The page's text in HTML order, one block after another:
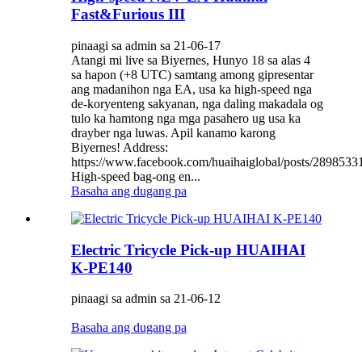
Fast&Furious III
pinaagi sa admin sa 21-06-17
Atangi mi live sa Biyernes, Hunyo 18 sa alas 4
sa hapon (+8 UTC) samtang among gipresentar
ang madanihon nga EA, usa ka high-speed nga
de-koryenteng sakyanan, nga daling makadala og
tulo ka hamtong nga mga pasahero ug usa ka
drayber nga luwas. Apil kanamo karong
Biyernes! Address:
https://www.facebook.com/huaihaiglobal/posts/
High-speed bag-ong en...
Basaha ang dugang pa
Electric Tricycle Pick-up HUAIHAI
K-PE140
pinaagi sa admin sa 21-06-12
Basaha ang dugang pa